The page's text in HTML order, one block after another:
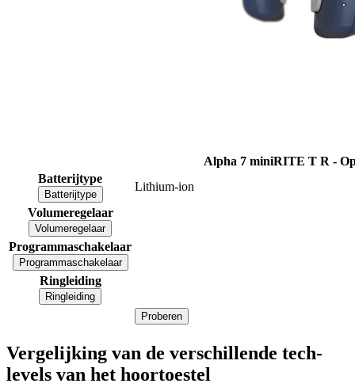
Alpha 7 miniRITE T R -
Batterijtype
Batterijtype
Lithium-ion
Volumeregelaar
Volumeregelaar
Programmaschakelaar
Programmaschakelaar
Ringleiding
Ringleiding
Proberen
Vergelijking van de verschillende tech-
levels van het hoortoestel